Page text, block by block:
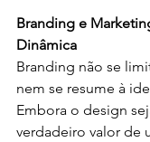
Branding e
Dinâmica
Branding não se
nem se resume à
Embora o design
verdadeiro valor de